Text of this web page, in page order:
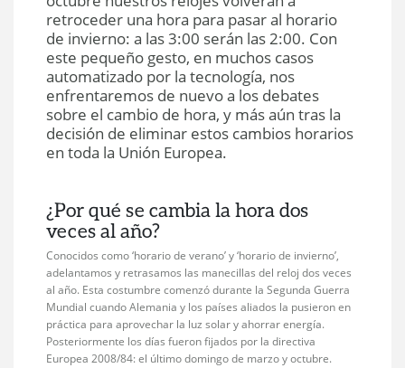
retroceder una hora para pasar al horario
de invierno: a las 3:00 serán las 2:00. Con
este pequeño gesto, en muchos casos
automatizado por la tecnología, nos
enfrentaremos de nuevo a los debates
sobre el cambio de hora, y más aún tras la
decisión de eliminar estos cambios horarios
en toda la Unión Europea.
¿Por qué se cambia la hora dos
veces al año?
Conocidos como ‘horario de verano’ y ‘horario de invierno’,
adelantamos y retrasamos las manecillas del reloj dos veces
al año. Esta costumbre comenzó durante la Segunda Guerra
Mundial cuando Alemania y los países aliados la pusieron en
práctica para aprovechar la luz solar y ahorrar energía.
Posteriormente los días fueron fijados por la directiva
Europea 2008/84: el último domingo de marzo y octubre.